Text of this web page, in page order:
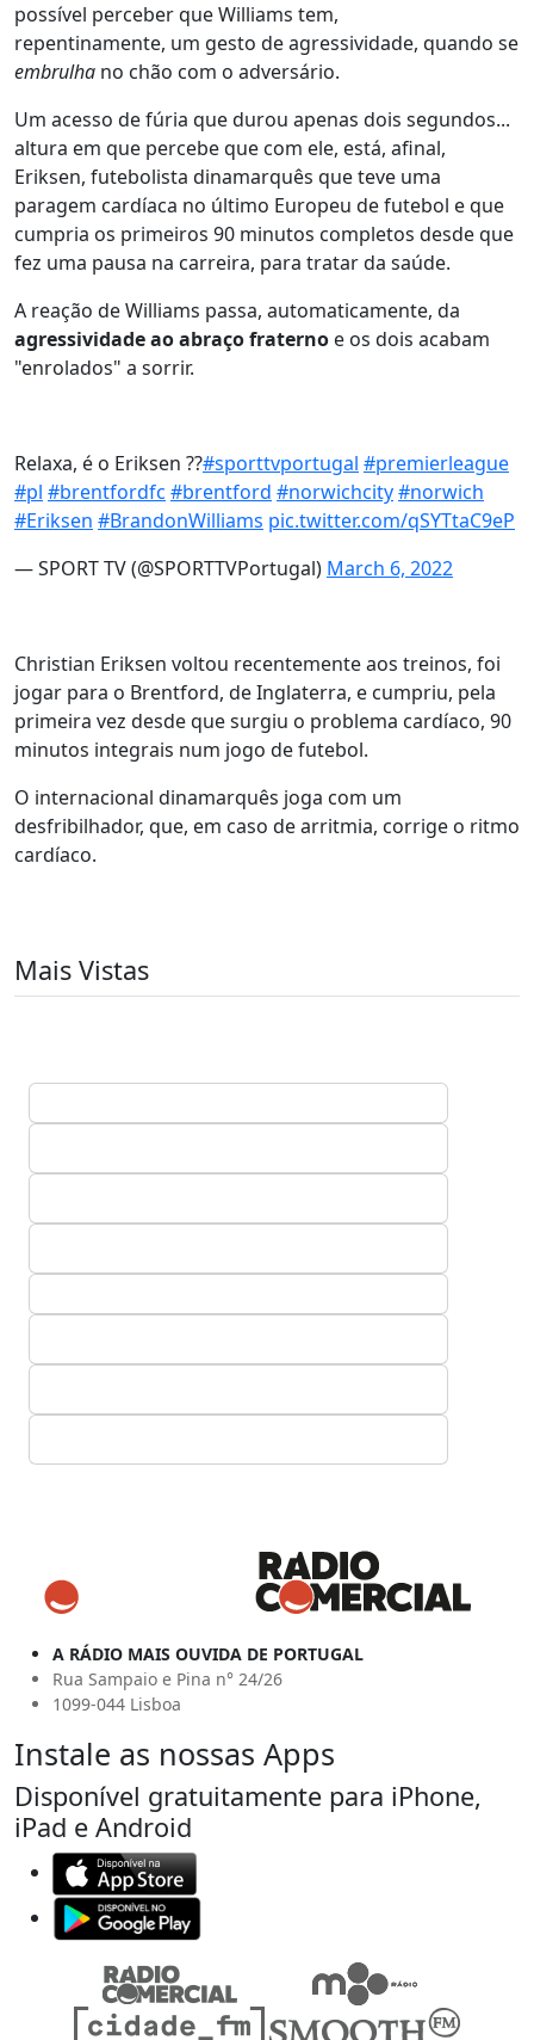
possível perceber que Williams tem,
repentinamente, um gesto de agressividade, quando se
embrulha no chão com o adversário.
Um acesso de fúria que durou apenas dois segundos...
altura em que percebe que com ele, está, afinal,
Eriksen, futebolista dinamarquês que teve uma
paragem cardíaca no último Europeu de futebol e que
cumpria os primeiros 90 minutos completos desde que
fez uma pausa na carreira, para tratar da saúde.
A reação de Williams passa, automaticamente, da
agressividade ao abraço fraterno e os dois acabam
"enrolados" a sorrir.
Relaxa, é o Eriksen ??#sporttvportugal #premierleague
#pl #brentfordfc #brentford #norwichcity#norwich
#Eriksen #BrandonWilliams pic.twitter.com/qSYTtaC9eP
— SPORT TV (@SPORTTVPortugal) March 6, 2022
Christian Eriksen voltou recentemente aos treinos, foi
jogar para o Brentford, de Inglaterra, e cumpriu, pela
primeira vez desde que surgiu o problema cardíaco, 90
minutos integrais num jogo de futebol.
O internacional dinamarquês joga com um
desfribilhador, que, em caso de arritmia, corrige o ritmo
cardíaco.
Mais Vistas
A RÁDIO MAIS OUVIDA DE PORTUGAL
Rua Sampaio e Pina n° 24/26
1099-044 Lisboa
Instale as nossas Apps
Disponível gratuitamente para iPhone,
iPad e Android